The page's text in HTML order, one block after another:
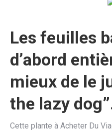
Les feuilles
d’abord
mieux de le
the lazy
Cette plante à Acheter Du